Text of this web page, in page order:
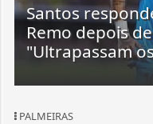
Santos
Remo depois
"Ultrapassam
PALMEIRAS